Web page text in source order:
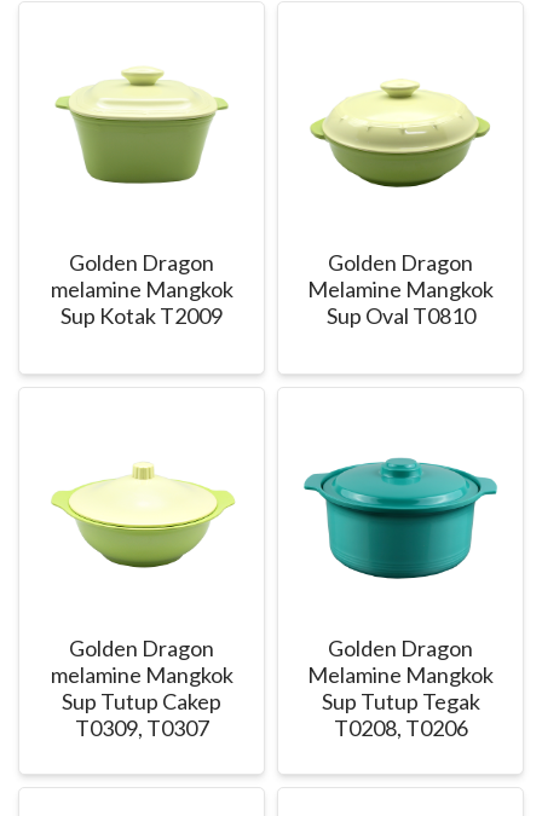
Golden Dragon
melamine Mangkok
Sup Kotak T2009
Golden Dragon
Melamine Mangkok
Sup Oval T0810
Golden Dragon
melamine Mangkok
Sup Tutup Cakep
T0309, T0307
Golden Dragon
Melamine Mangkok
Sup Tutup Tegak
T0208, T0206